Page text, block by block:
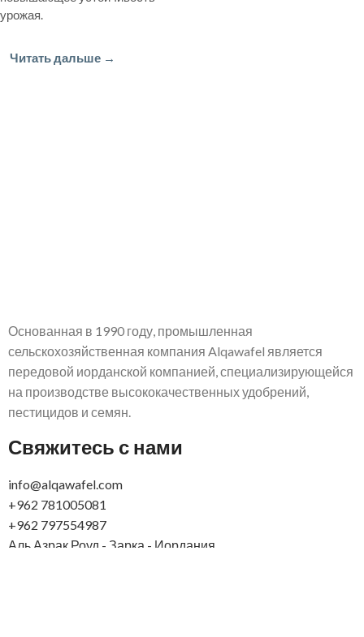
урожая.
Читать дальше →
Основанная в 1990 году, промышленная
сельскохозяйственная компания Alqawafel является
передовой иорданской компанией, специализирующейся
на производстве высококачественных удобрений,
пестицидов и семян.
Свяжитесь с нами
info@alqawafel.com
+962 781005081
+962 797554987
Аль Азрак Роуд - Зарка - Иордания